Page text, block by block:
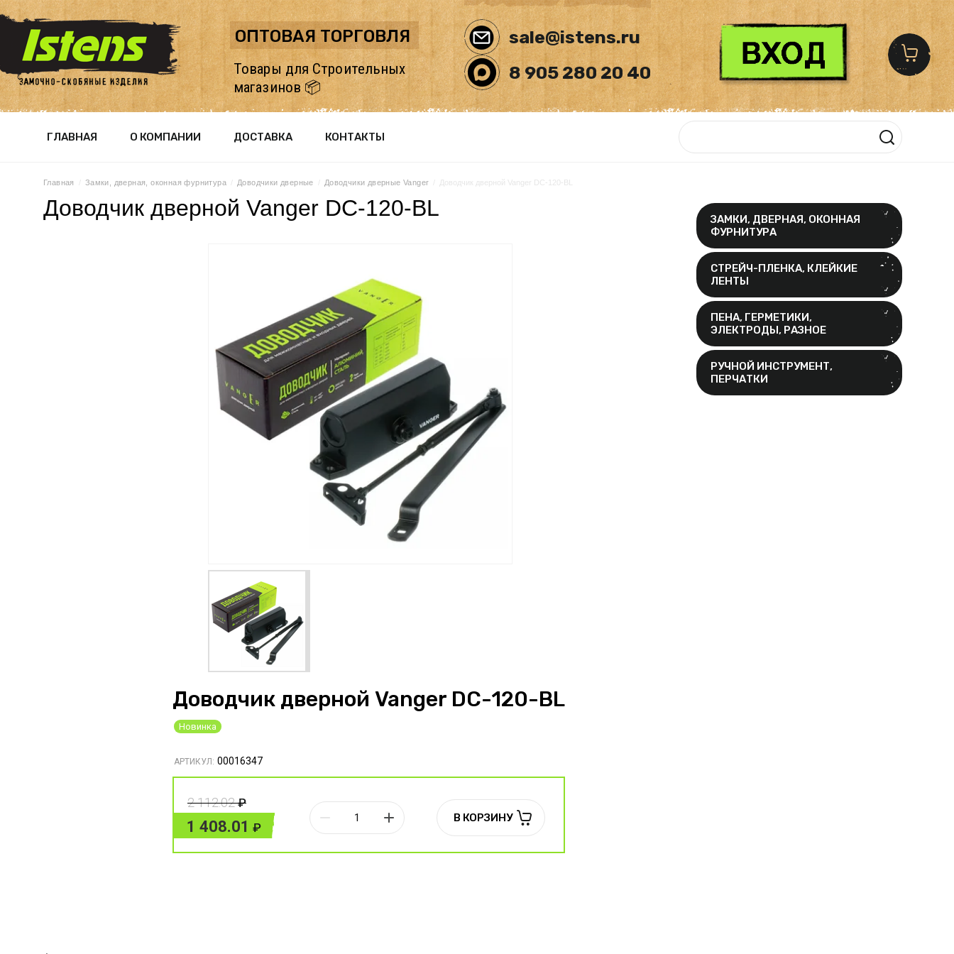
ОПТОВАЯ ТОРГОВЛЯ
Товары для Строительных
магазинов 📦
sale@istens.ru
8 905 280 20 40
ГЛАВНАЯ О КОМПАНИИ ДОСТАВКА КОНТАКТЫ
ЗАМКИ, ДВЕРНАЯ, ОКОННАЯ
ФУРНИТУРА
СТРЕЙЧ-ПЛЕНКА, КЛЕЙКИЕ
ЛЕНТЫ
ПЕНА, ГЕРМЕТИКИ,
ЭЛЕКТРОДЫ, РАЗНОЕ
РУЧНОЙ ИНСТРУМЕНТ,
ПЕРЧАТКИ
Главная Замки, дверная, оконная фурнитура Доводчики дверные Доводчики дверные Vanger
  /  Доводчик дверной Vanger DC-120-BL
Доводчик дверной Vanger DC-120-BL
Доводчик дверной Vanger DC-120-BL
Новинка
АРТИКУЛ: 00016347
2 112.02
1 408.01
В КОРЗИНУ